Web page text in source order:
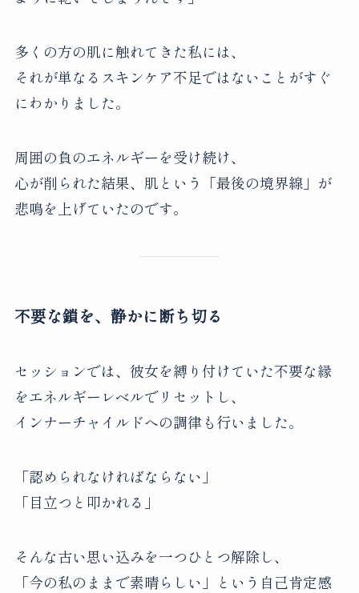
多くの方の肌に触れてきた私には、
それが単なるスキンケア不足ではないことがすぐ
にわかりました。
周囲の負のエネルギーを受け続け、
心が削られた結果、肌という「最後の境界線」が
悲鳴を上げていたのです。
不要な鎖を、静かに断ち切る
セッションでは、彼女を縛り付けていた不要な縁
をエネルギーレベルでリセットし、
インナーチャイルドへの調律も行いました。
「認められなければならない」
「目立つと叩かれる」
そんな古い思い込みを一つひとつ解除し、
「今の私のままで素晴らしい」という自己肯定感